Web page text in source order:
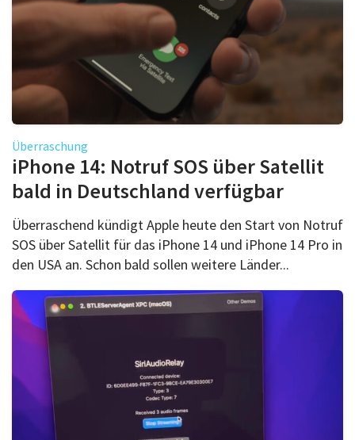
Überraschung
iPhone 14: Notruf SOS über Satellit
bald in Deutschland verfügbar
Überraschend kündigt Apple heute den Start von Notruf
SOS über Satellit für das iPhone 14 und iPhone 14 Pro in
den USA an. Schon bald sollen weitere Länder...